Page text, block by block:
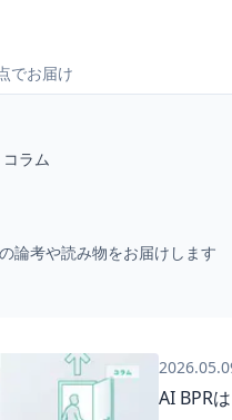
でお届け
コラム
論考や読み物をお届けします
AI BPR